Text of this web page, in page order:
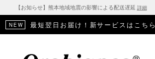
【お知らせ】熊本地域地震の影響による配送遅延 詳細
NEW 最短翌日お届け！新サービスはこちら